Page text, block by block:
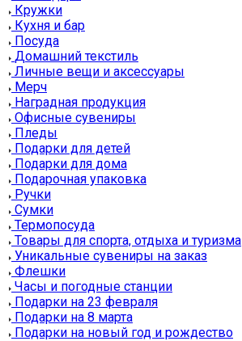
Кружки
Кухня и бар
Посуда
Домашний текстиль
Личные вещи и аксессуары
Мерч
Наградная продукция
Офисные сувениры
Пледы
Подарки для детей
Подарки для дома
Подарочная упаковка
Ручки
Сумки
Термопосуда
Товары для спорта, отдыха и туризма
Уникальные сувениры на заказ
Флешки
Часы и погодные станции
Подарки на 23 февраля
Подарки на 8 марта
Подарки на новый год и рождество